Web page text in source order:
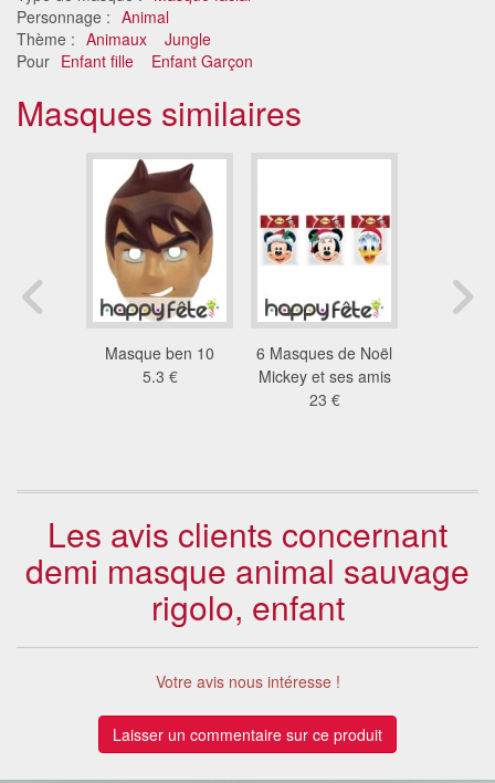
Personnage : Animal
Thème : Animaux
Jungle
Pour Enfant fille Enfant Garçon
Masques similaires
Masque ben 10
5.3 €
6 Masques de Noël
Mickey et ses amis
23 €
Les avis clients concernant
demi masque animal sauvage
rigolo, enfant
Votre avis nous intéresse !
Laisser un commentaire sur ce produit